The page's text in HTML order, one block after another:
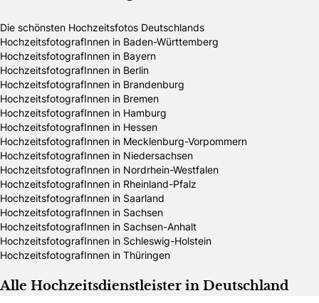
Die schönsten Hochzeitsfotos Deutschlands
HochzeitsfotografInnen in Baden-Württemberg
HochzeitsfotografInnen in Bayern
HochzeitsfotografInnen in Berlin
HochzeitsfotografInnen in Brandenburg
HochzeitsfotografInnen in Bremen
HochzeitsfotografInnen in Hamburg
HochzeitsfotografInnen in Hessen
HochzeitsfotografInnen in Mecklenburg-Vorpommern
HochzeitsfotografInnen in Niedersachsen
HochzeitsfotografInnen in Nordrhein-Westfalen
HochzeitsfotografInnen in Rheinland-Pfalz
HochzeitsfotografInnen in Saarland
HochzeitsfotografInnen in Sachsen
HochzeitsfotografInnen in Sachsen-Anhalt
HochzeitsfotografInnen in Schleswig-Holstein
HochzeitsfotografInnen in Thüringen
Alle Hochzeitsdienstleister in Deutschland